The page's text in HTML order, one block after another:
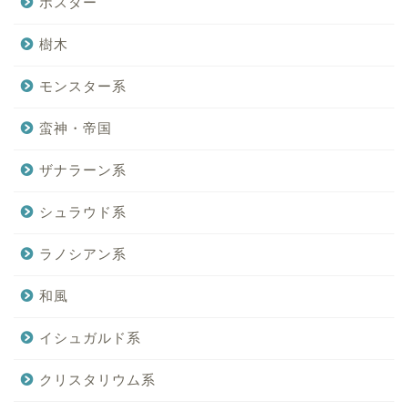
樹木
モンスター系
蛮神・帝国
ザナラーン系
シュラウド系
ラノシアン系
和風
イシュガルド系
クリスタリウム系